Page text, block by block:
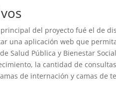
del proyecto fué el de
una aplicación web que
Salud Pública y Bienestar
la cantidad de
de internación y camas de